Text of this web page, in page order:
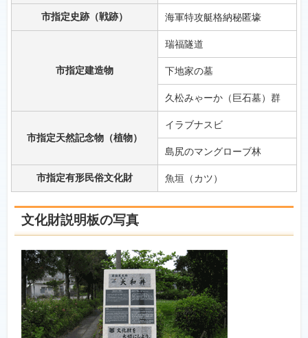
市指定史跡（戦跡） 海軍特攻艇格納秘匿壕
市指定建造物
瑞福隧道
下地家の墓
久松みゃーか（巨石墓）群
市指定天然記念物（植物）
イラブナスビ
島尻のマングローブ林
市指定有形民俗文化財 魚垣（カツ）
文化財説明板の写真